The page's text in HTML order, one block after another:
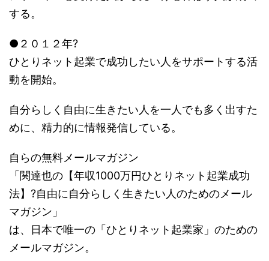
する。
●２０１２年?
ひとりネット起業で成功したい人をサポートする活
動を開始。
自分らしく自由に生きたい人を一人でも多く出すた
めに、精力的に情報発信している。
自らの無料メールマガジン
「関達也の【年収1000万円ひとりネット起業成功
法】?自由に自分らしく生きたい人のためのメール
マガジン」
は、日本で唯一の「ひとりネット起業家」のための
メールマガジン。